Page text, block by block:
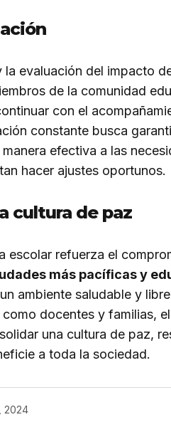
evaluación del impacto
de la comunidad
con el
constante busca
efectiva a las
hacer ajustes oportunos.
cultura de paz
escolar refuerza el
más pacíficas y
ambiente saludable y
docentes y familias,
una cultura de paz,
a toda la sociedad.
2024